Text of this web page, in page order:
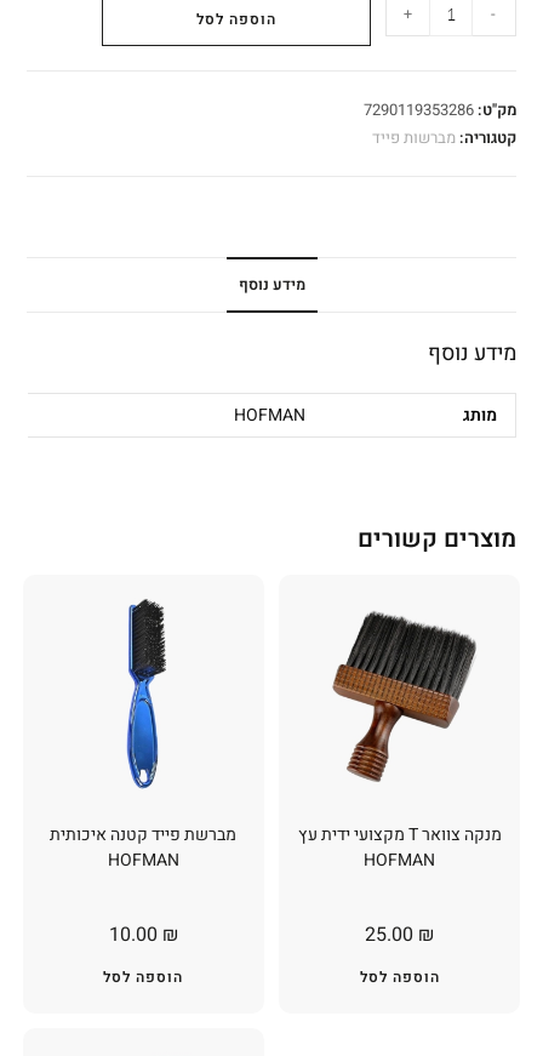
-
+ הוספה לסל
מק"ט:7290119353286
קטגוריה:מברשות פייד
מידע נוסף
מידע נוסף
מותג HOFMAN
מוצרים קשורים
מברשת פייד קטנה איכותית
HOFMAN
10.00 ₪
הוספה לסל
מנקה צוואר T מקצועי ידית עץ
HOFMAN
25.00 ₪
הוספה לסל